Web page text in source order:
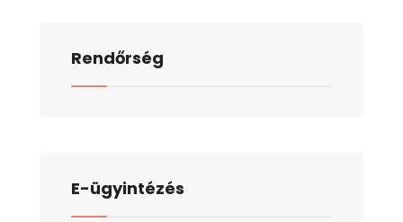
Rendőrség
E-ügyintézés